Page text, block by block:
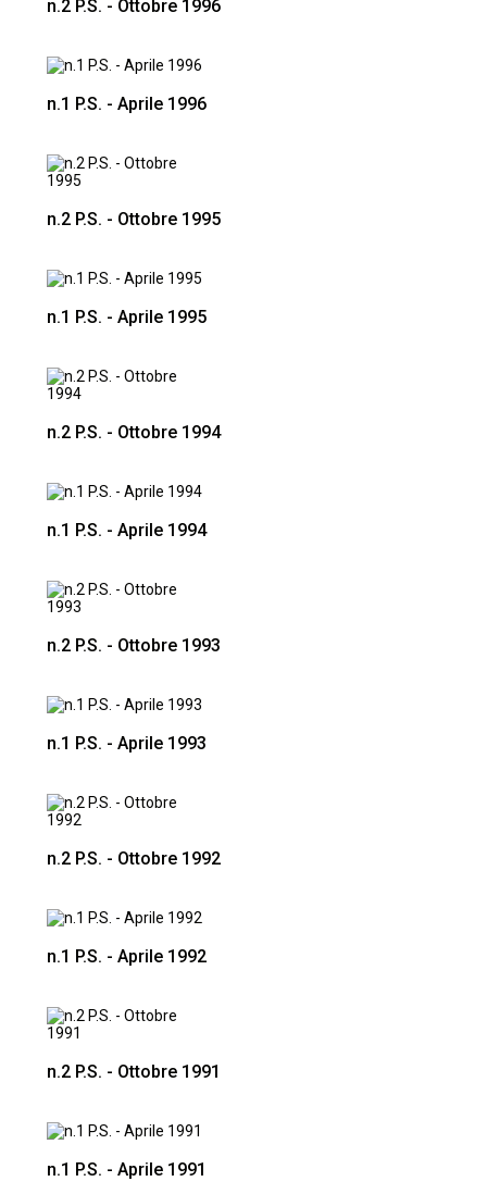
n.2 P.S. - Ottobre 1996
n.1 P.S. - Aprile 1996
n.2 P.S. - Ottobre 1995
n.1 P.S. - Aprile 1995
n.2 P.S. - Ottobre 1994
n.1 P.S. - Aprile 1994
n.2 P.S. - Ottobre 1993
n.1 P.S. - Aprile 1993
n.2 P.S. - Ottobre 1992
n.1 P.S. - Aprile 1992
n.2 P.S. - Ottobre 1991
n.1 P.S. - Aprile 1991